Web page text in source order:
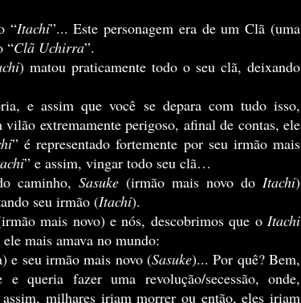
“
Itachi”... Este personagem era de um Clã (uma
“Clã Uchirra”.
) matou praticamente todo o seu clã, deixando
extremamente perigoso, afinal de contas, ele
” é representado fortemente por seu irmão mais
” e assim, vingar todo seu clã…
caminho,
Sasuke (irmão mais novo do Itachi)
seu irmão (Itachi).
mais novo) e nós, descobrimos que o
mais amava no mundo:
e seu irmão mais novo (
Sasuke)... Por quê? Bem,
queria fazer uma revolução/secessão, onde,
milhares iriam morrer ou então, eles iriam